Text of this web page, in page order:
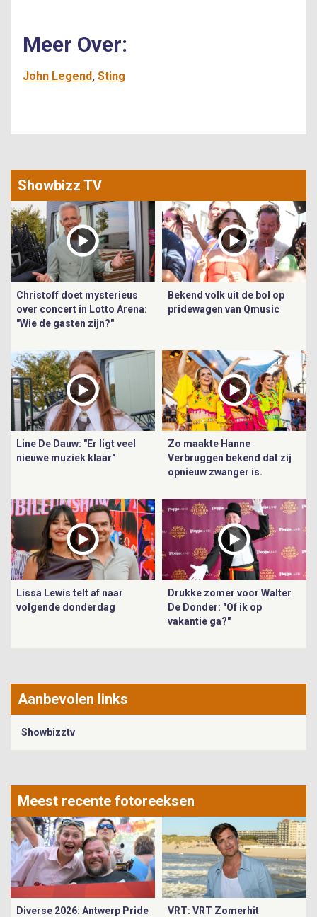
Meer Over:
John Legend Sting
Showbizz TV
Christoff doet mysterieus
over concert in Lotto Arena:
"Wie de gasten zijn?"
Bekend volk uit de bol op
pridewagen van Qmusic
Line De Dauw: "Er ligt veel
nieuwe muziek klaar"
Zo maakte Hanne
Verbruggen bekend dat zij
opnieuw zwanger is.
Lissa Lewis telt af naar
volgende donderdag
Drukke zomer voor Walter
De Donder: "Of ik op
vakantie ga?"
Aanbevolen links
Showbizztv
Meest recente fotoreeksen
Diverse 2026: Antwerp Pride
VRT: VRT Zomerhit